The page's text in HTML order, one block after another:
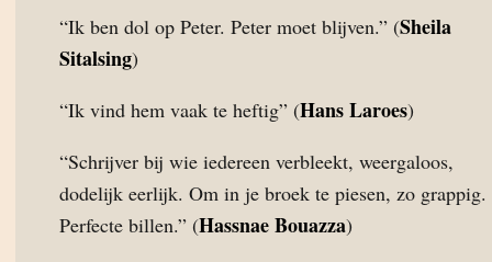
“Ik ben dol op Peter. Peter moet blijven.” (Sheila
Sitalsing)
“Ik vind hem vaak te heftig” (Hans Laroes)
“Schrijver bij wie iedereen verbleekt, weergaloos,
dodelijk eerlijk. Om in je broek te piesen, zo grappig.
Perfecte billen.” (Hassnae Bouazza)